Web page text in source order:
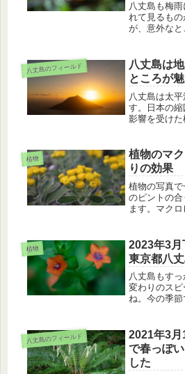
八丈島も梅
れて見るも
が、意外な
ョウクサイ
介します。
八丈島のフィールド
八丈島は
ところが
八丈島は太
す。日本の
影響を受けた
介します。
植物
植物のマ
りの効果
植物の写真
のピントの
ます。マク
植物
2023年3
東京都八
八丈島もす
変わりのス
ね。今の季
八丈島のフィールド
2021年3月
で春っぽ
した